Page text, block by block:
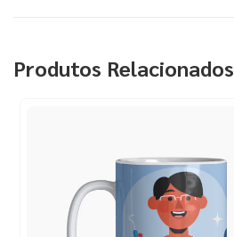
Produtos Relacionados